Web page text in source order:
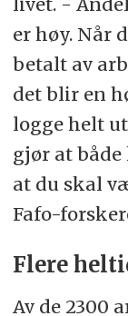
er høy. Når
betalt av
det blir en
logge helt
gjør at
at du skal
Fafo-
Flere
Av de 2300